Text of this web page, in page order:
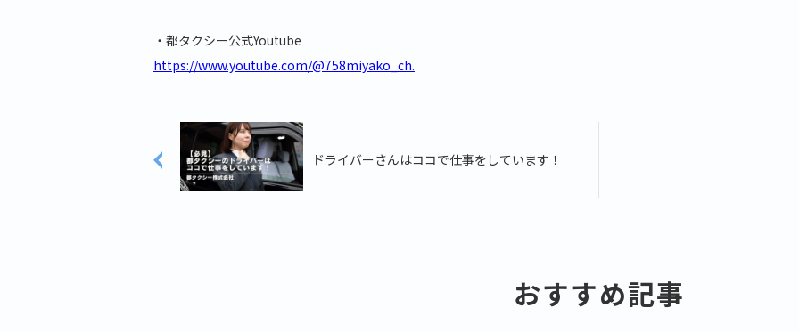
・都タクシー公式Youtube
https://www.youtube.com/@758miyako_ch.
ドライバーさんはココで仕事をしています！
おすすめ記事